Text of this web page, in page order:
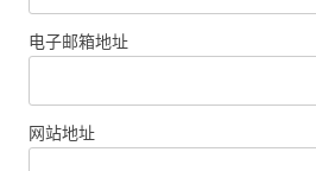
电子邮箱地址
网站地址